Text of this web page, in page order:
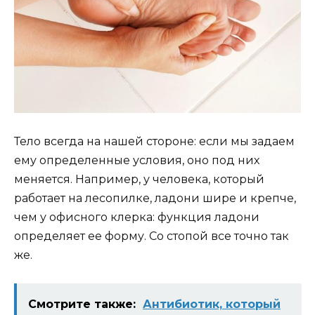
Тело всегда на нашей стороне: если мы задаем
ему определенные условия, оно под них
меняется. Например, у человека, который
работает на лесопилке, ладони шире и крепче,
чем у офисного клерка: функция ладони
определяет ее форму. Со стопой все точно так
же.
Смотрите также: Антибиотик, который